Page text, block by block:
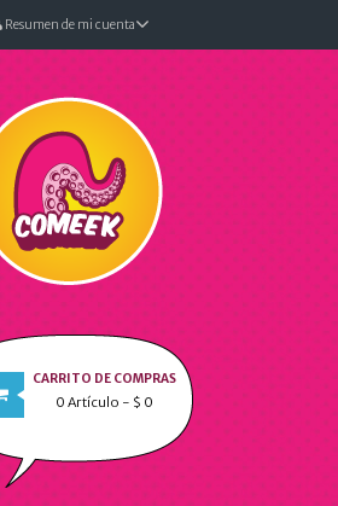
Resumen de mi cuenta
CARRITO DE COMPRAS
0 Artículo - $ 0